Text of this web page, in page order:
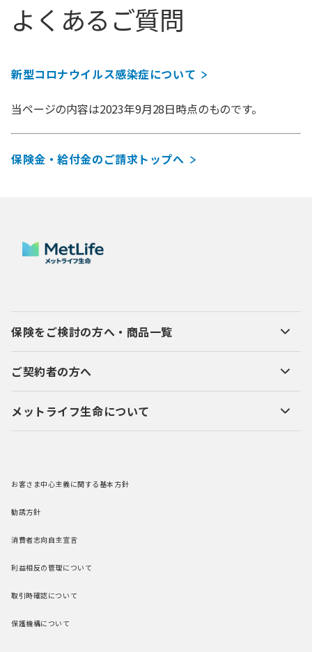
よくあるご質問
新型コロナウイルス感染症について
当ページの内容は2023年9月28日時点のものです。
保険金・給付金のご請求トップへ
保険をご検討の方へ・商品一覧
ご契約者の方へ
メットライフ生命について
お客さま中心主義に関する基本方針
勧誘方針
消費者志向自主宣言
利益相反の管理について
取引時確認について
保護機構について